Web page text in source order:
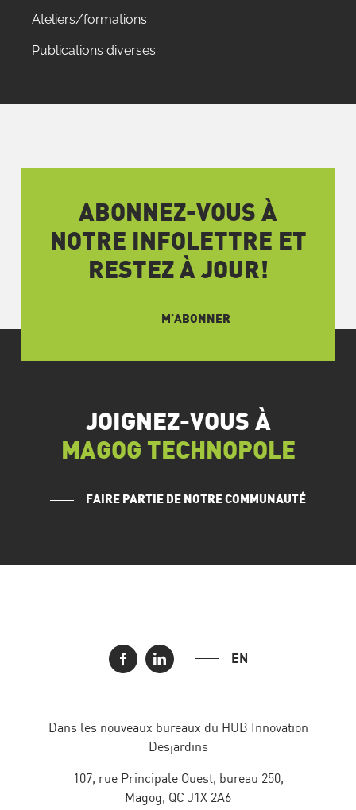
Ateliers/formations
Publications diverses
ABONNEZ-VOUS À
NOTRE INFOLETTRE ET
RESTEZ À JOUR!
M’ABONNER
JOIGNEZ-VOUS À
MAGOG TECHNOPOLE
FAIRE PARTIE DE NOTRE COMMUNAUTÉ
EN
Dans les nouveaux bureaux du HUB Innovation
Desjardins
107, rue Principale Ouest, bureau 250,
Magog, QC J1X 2A6